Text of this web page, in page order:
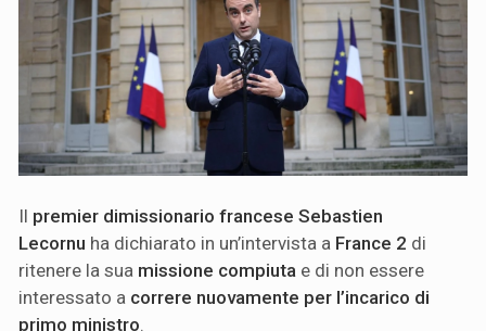
Il premier dimissionario francese Sebastien
Lecornu ha dichiarato in un’intervista a France 2 di
ritenere la sua missione compiuta e di non essere
interessato a correre nuovamente per l’incarico di
primo ministro.